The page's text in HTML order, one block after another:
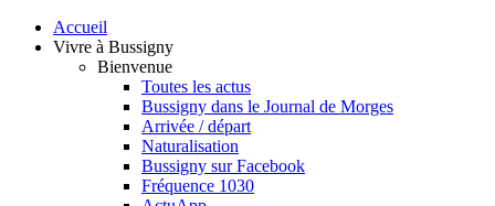
Accueil
Vivre à Bussigny
Bienvenue
Toutes les actus
Bussigny dans le Journal de Morges
Arrivée / départ
Naturalisation
Bussigny sur Facebook
Fréquence 1030